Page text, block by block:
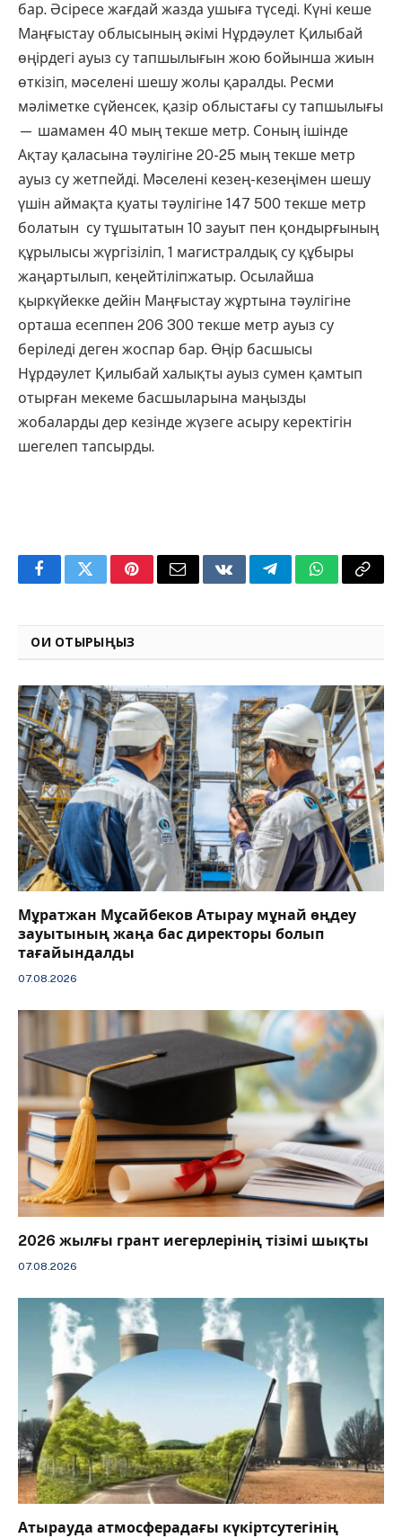
бар. Әсіресе жағдай жазда ушыға түседі. Күні кеше
Маңғыстау облысының әкімі Нұрдәулет Қилыбай
өңірдегі ауыз су тапшылығын жою бойынша жиын
өткізіп, мәселені шешу жолы қаралды. Ресми
мәліметке сүйенсек, қазір облыстағы су тапшылығы
— шамамен 40 мың текше метр. Соның ішінде
Ақтау қаласына тәулігіне 20-25 мың текше метр
ауыз су жетпейді. Мәселені кезең-кезеңімен шешу
үшін аймақта қуаты тәулігіне 147 500 текше метр
болатын су тұшытатын 10 зауыт пен қондырғының
құрылысы жүргізіліп, 1 магистралдық су құбыры
жаңартылып, кеңейтіліпжатыр. Осылайша
қыркүйекке дейін Маңғыстау жұртына тәулігіне
орташа есеппен 206 300 текше метр ауыз су
беріледі деген жоспар бар. Өңір басшысы
Нұрдәулет Қилыбай халықты ауыз сумен қамтып
отырған мекеме басшыларына маңызды
жобаларды дер кезінде жүзеге асыру керектігін
шегелеп тапсырды.
FacebookTwitterPinterestEmail VKontakteTelegramWhatsApp
Copy
ОҚИ ОТЫРЫҢЫЗ
Мұратжан Мұсайбеков Атырау мұнай өңдеу
зауытының жаңа бас директоры болып
тағайындалды
07.08.2026
2026 жылғы грант иегерлерінің тізімі шықты
07.08.2026
Атырауда атмосферадағы күкіртсутегінің